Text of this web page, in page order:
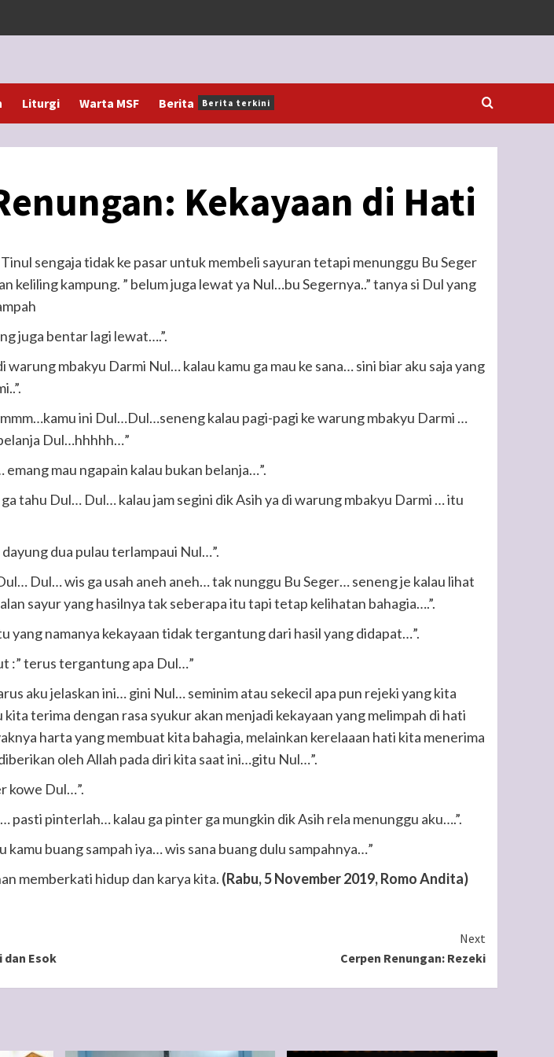
Liturgi Warta MSF Berita Berita terkini
Kekayaan di Hati
Tinul sengaja tidak ke pasar untuk membeli sayuran tetapi menunggu Bu Seger
keliling kampung. ” belum juga lewat ya Nul…bu Segernya..” tanya si Dul yang
juga bentar lagi lewat….”.
warung mbakyu Darmi Nul… kalau kamu ga mau ke sana… sini biar aku saja yang
ini Dul…Dul…seneng kalau pagi-pagi ke warung mbakyu Darmi …
Dul…hhhhh…”
emang mau ngapain kalau bukan belanja…”.
tahu Dul… Dul… kalau jam segini dik Asih ya di warung mbakyu Darmi … itu
dua pulau terlampaui Nul…”.
Dul… wis ga usah aneh aneh… tak nunggu Bu Seger… seneng je kalau lihat
sayur yang hasilnya tak seberapa itu tapi tetap kelihatan bahagia….”.
yang namanya kekayaan tidak tergantung dari hasil yang didapat…”.
:” terus tergantung apa Dul…”
aku jelaskan ini… gini Nul… seminim atau sekecil apa pun rejeki yang kita
terima dengan rasa syukur akan menjadi kekayaan yang melimpah di hati
harta yang membuat kita bahagia, melainkan kerelaaan hati kita menerima
oleh Allah pada diri kita saat ini…gitu Nul…”.
kowe Dul…”.
pasti pinterlah… kalau ga pinter ga mungkin dik Asih rela menunggu aku….”.
kamu buang sampah iya… wis sana buang dulu sampahnya…”
memberkati hidup dan karya kita. (Rabu, 5 November 2019, Romo Andita)
dan Esok
Next
Cerpen Renungan: Rezeki